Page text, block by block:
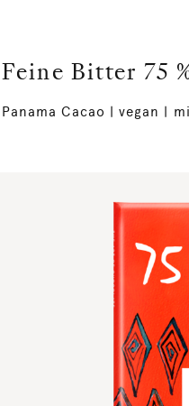
Feine Bitter 75
Panama Cacao | vegan |